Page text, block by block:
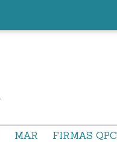
MAR FIRMAS QPC